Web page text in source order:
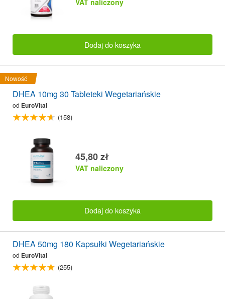
VAT naliczony
Dodaj do koszyka
Nowość
DHEA 10mg 30 Tableteki Wegetariańskie
od EuroVital
(158)
45,80 zł
VAT naliczony
Dodaj do koszyka
DHEA 50mg 180 Kapsułki Wegetariańskie
od EuroVital
(255)